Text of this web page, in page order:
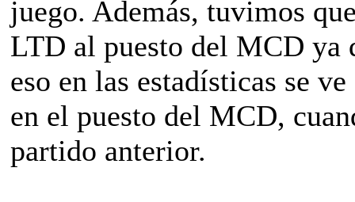
juego. Además, tuvimos
LTD al puesto del MCD ya
eso en las estadísticas se
en el puesto del MCD,
partido anterior.